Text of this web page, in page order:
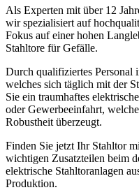
Als Experten mit über 12
wir spezialisiert auf
Fokus auf einer hohen
Stahltore für Gefälle.
Durch qualifiziertes Personal
welches sich täglich mit der
Sie ein traumhaftes
oder Gewerbeeinfahrt,
Robustheit überzeugt.
Finden Sie jetzt Ihr Stahltor
wichtigen Zusatzteilen beim
elektrische Stahltoranlagen
Produktion.